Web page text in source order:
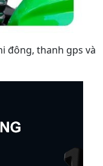
đông, thanh gps và